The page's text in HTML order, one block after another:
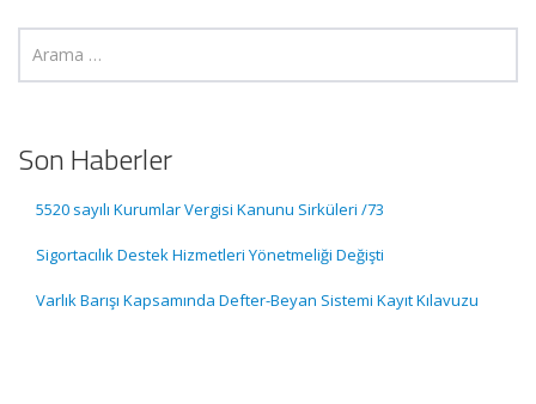
Son Haberler
5520 sayılı Kurumlar Vergisi Kanunu Sirküleri /73
Sigortacılık Destek Hizmetleri Yönetmeliği Değişti
Varlık Barışı Kapsamında Defter-Beyan Sistemi Kayıt Kılavuzu